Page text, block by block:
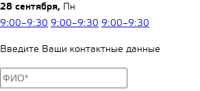
28 сентября, Пн
9:00–9:30 9:00–9:30 9:00–9:30
Введите Ваши контактные данные